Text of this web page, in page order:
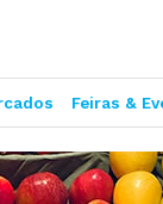
Feiras &